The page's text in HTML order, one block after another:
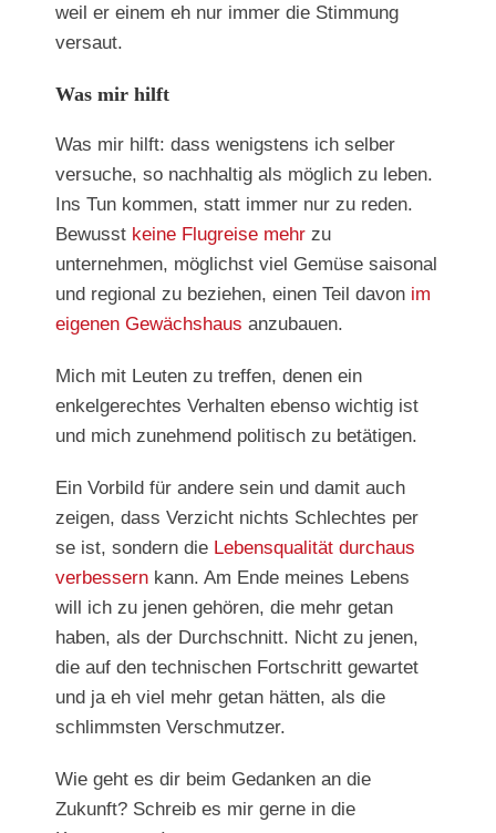
weil er einem eh nur immer die Stimmung
versaut.
Was mir hilft
Was mir hilft: dass wenigstens ich selber
versuche, so nachhaltig als möglich zu leben.
Ins Tun kommen, statt immer nur zu reden.
Bewusst keine Flugreise mehr zu
unternehmen, möglichst viel Gemüse saisonal
und regional zu beziehen, einen Teil davon im
eigenen Gewächshaus anzubauen.
Mich mit Leuten zu treffen, denen ein
enkelgerechtes Verhalten ebenso wichtig ist
und mich zunehmend politisch zu betätigen.
Ein Vorbild für andere sein und damit auch
zeigen, dass Verzicht nichts Schlechtes per
se ist, sondern die Lebensqualität durchaus
verbessern kann. Am Ende meines Lebens
will ich zu jenen gehören, die mehr getan
haben, als der Durchschnitt. Nicht zu jenen,
die auf den technischen Fortschritt gewartet
und ja eh viel mehr getan hätten, als die
schlimmsten Verschmutzer.
Wie geht es dir beim Gedanken an die
Zukunft? Schreib es mir gerne in die